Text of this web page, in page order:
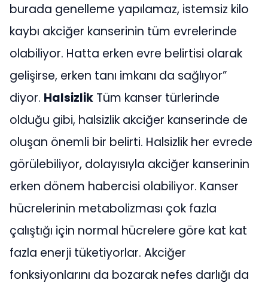
burada genelleme yapılamaz, istemsiz kilo
kaybı akciğer kanserinin tüm evrelerinde
olabiliyor. Hatta erken evre belirtisi olarak
gelişirse, erken tanı imkanı da sağlıyor”
diyor. Halsizlik Tüm kanser türlerinde
olduğu gibi, halsizlik akciğer kanserinde de
oluşan önemli bir belirti. Halsizlik her evrede
görülebiliyor, dolayısıyla akciğer kanserinin
erken dönem habercisi olabiliyor. Kanser
hücrelerinin metabolizması çok fazla
çalıştığı için normal hücrelere göre kat kat
fazla enerji tüketiyorlar. Akciğer
fonksiyonlarını da bozarak nefes darlığı da